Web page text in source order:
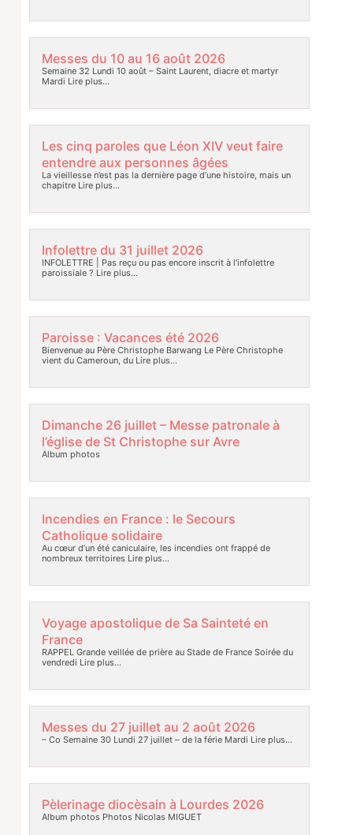
Messes du 10 au 16 août 2026
Semaine 32 Lundi 10 août – Saint Laurent, diacre et martyr
Mardi Lire plus…
Les cinq paroles que Léon XIV veut faire
entendre aux personnes âgées
La vieillesse n’est pas la dernière page d’une histoire, mais un
chapitreLire plus…
Infolettre du 31 juillet 2026
INFOLETTRE | Pas reçu ou pas encore inscrit à l’infolettre
paroissiale ? Lire plus…
Paroisse : Vacances été 2026
Bienvenue au Père Christophe Barwang Le Père Christophe
vient du Cameroun, duLire plus…
Dimanche 26 juillet – Messe patronale à
l’église de St Christophe sur Avre
Album photos
Incendies en France : le Secours
Catholique solidaire
Au cœur d’un été caniculaire, les incendies ont frappé de
nombreux territoires Lire plus…
Voyage apostolique de Sa Sainteté en
France
RAPPEL Grande veillée de prière au Stade de France Soirée du
vendredi Lire plus…
Messes du 27 juillet au 2 août 2026
– Co Semaine 30 Lundi 27 juillet – de la férie Mardi Lire plus…
Pèlerinage diocèsain à Lourdes 2026
Album photos Photos Nicolas MIGUET